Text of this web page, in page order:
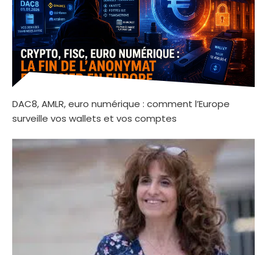
DAC8, AMLR, euro numérique : comment l’Europe
surveille vos wallets et vos comptes